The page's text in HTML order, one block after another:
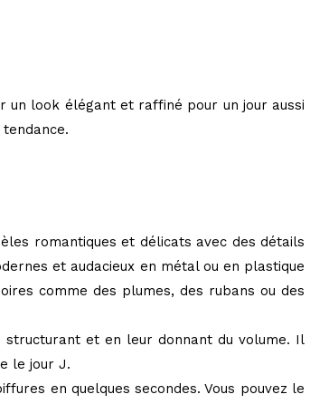
un look élégant et raffiné pour un jour aussi
romantiques et délicats avec des détails
et audacieux en métal ou en plastique
comme des plumes, des rubans ou des
et en leur donnant du volume. Il
le jour J.
en quelques secondes. Vous pouvez le